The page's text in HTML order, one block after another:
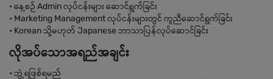
• နေ့စဉ် Admin လုပ်ငန်းများ ဆောင်ရွက်ခြင်း
• Marketing Management လုပ်ငန်းများတွင် ကူညီဆောင်ရွက်ခြင်း
• Korean သို့မဟုတ် Japanese ဘာသာပြန်လုပ်ဆောင်ခြင်း
လိုအပ်သောအရည်အချင်း
• ဘွဲ့ရဖြစ်ရမည်